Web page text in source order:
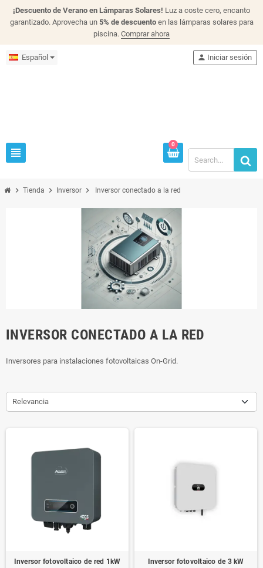
¡Descuento de Verano en Lámparas Solares! Luz a coste cero, encanto
garantizado. Aprovecha un 5% de descuentoen las lámparas solares para
piscina. Comprar ahora
Español
view_headline
person Iniciar sesión
0
chevron_right Tienda chevron_right Inversor chevron_right Inversor conectado a la red
INVERSOR CONECTADO A LA RED
Inversores para instalaciones fotovoltaicas On-Grid.
Relevancia
Inversor fotovoltaico de red 1kW
Inversor fotovoltaico de 3 kW